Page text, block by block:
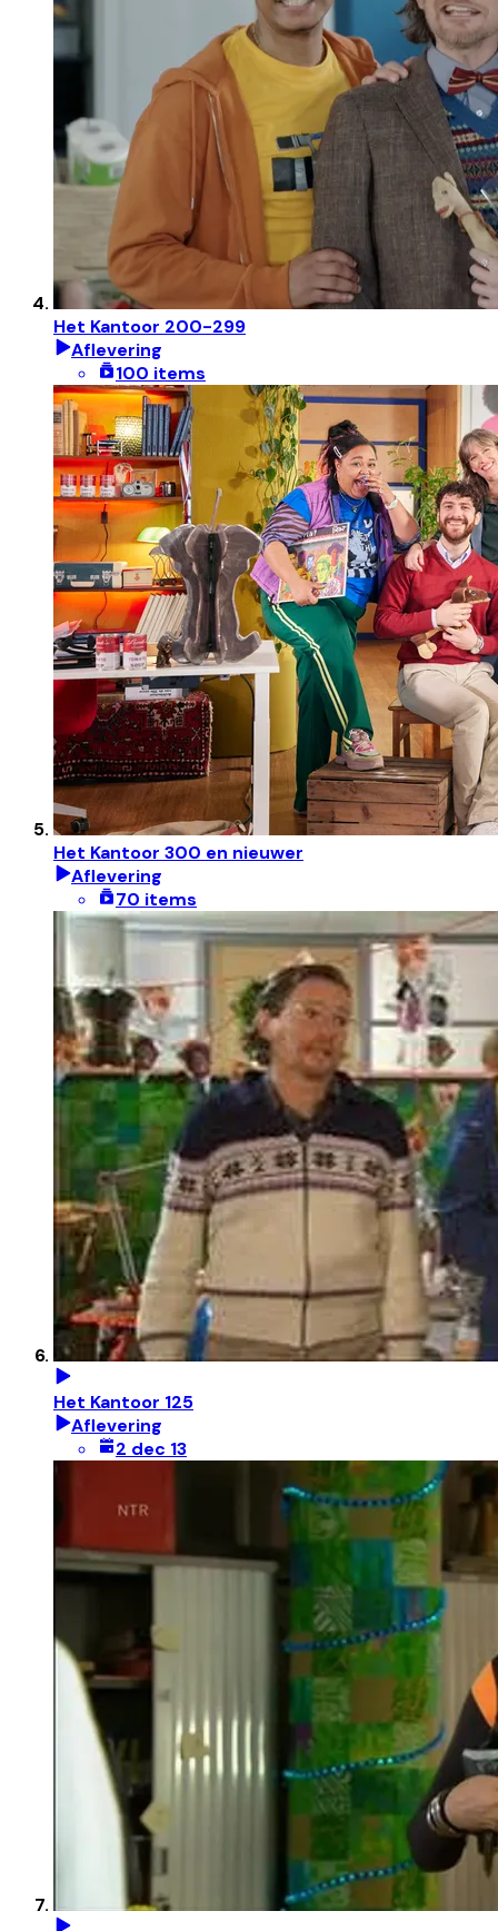
Het Kantoor 200-299
Aflevering
100 items
Het Kantoor 300 en nieuwer
Aflevering
70 items
Het Kantoor 125
Aflevering
2 dec 13